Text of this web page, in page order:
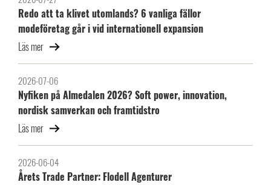
Redo att ta klivet utomlands? 6 vanliga fällor
modeföretag går i vid internationell expansion
Läs mer
2026-07-06
Nyfiken på Almedalen 2026? Soft power, innovation,
nordisk samverkan och framtidstro
Läs mer
2026-06-04
Årets Trade Partner: Flodell Agenturer